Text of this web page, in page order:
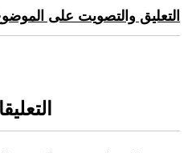
التعليق والتصويت على